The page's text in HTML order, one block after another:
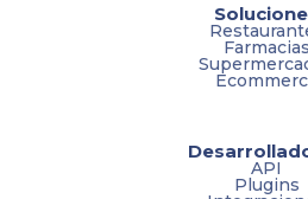
Farmacias
API
Plugins